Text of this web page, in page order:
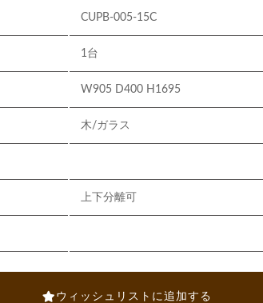
CUPB-005-15C
1台
W905 D400 H1695
木/ガラス
上下分離可
ウィッシュリストに追加する